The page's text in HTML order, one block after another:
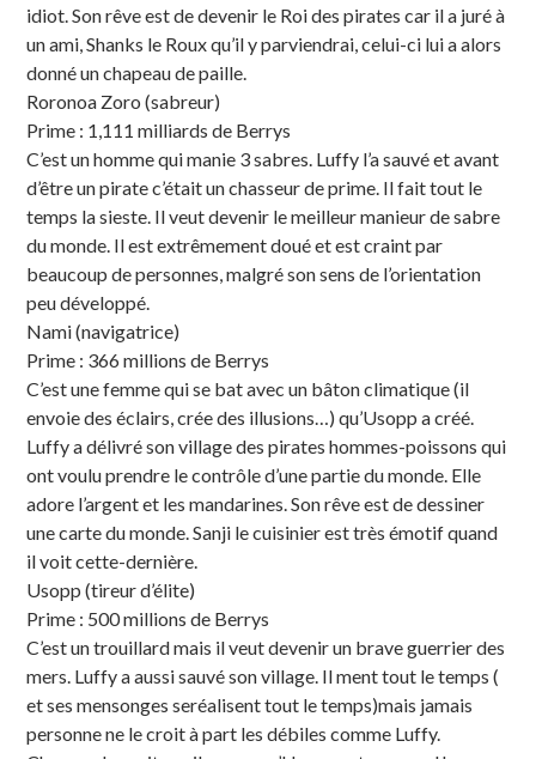
idiot. Son rêve est de devenir le Roi des pirates car il a juré à
un ami, Shanks le Roux qu’il y parviendrai, celui-ci lui a alors
donné un chapeau de paille.
Roronoa Zoro (sabreur)
Prime : 1,111 milliards de Berrys
C’est un homme qui manie 3 sabres. Luffy l’a sauvé et avant
d’être un pirate c’était un chasseur de prime. Il fait tout le
temps la sieste. Il veut devenir le meilleur manieur de sabre
du monde. Il est extrêmement doué et est craint par
beaucoup de personnes, malgré son sens de l’orientation
peu développé.
Nami (navigatrice)
Prime : 366 millions de Berrys
C’est une femme qui se bat avec un bâton climatique (il
envoie des éclairs, crée des illusions…) qu’Usopp a créé.
Luffy a délivré son village des pirates hommes-poissons qui
ont voulu prendre le contrôle d’une partie du monde. Elle
adore l’argent et les mandarines. Son rêve est de dessiner
une carte du monde. Sanji le cuisinier est très émotif quand
il voit cette-dernière.
Usopp (tireur d’élite)
Prime : 500 millions de Berrys
C’est un trouillard mais il veut devenir un brave guerrier des
mers. Luffy a aussi sauvé son village. Il ment tout le temps (
et ses mensonges seréalisent tout le temps)mais jamais
personne ne le croit à part les débiles comme Luffy.